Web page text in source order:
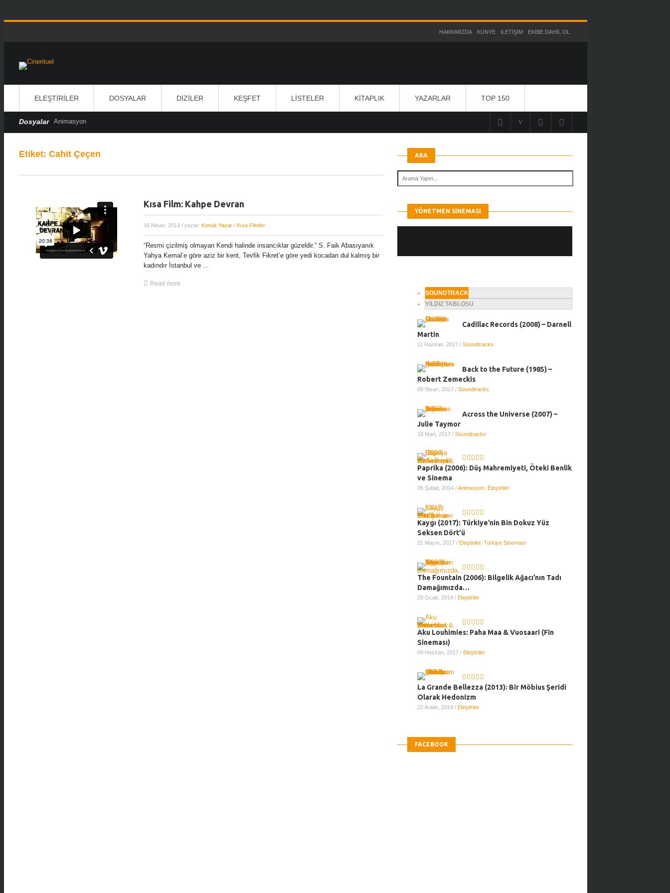
HAKKIMIZDA KÜNYE İLETIŞIM EKIBE DAHIL OL
ELEŞTIRILER DOSYALAR DIZILER KEŞFET LISTELER KITAPLIK YAZARLAR TOP 150
Dosyalar Animasyon
Etiket: Cahit Çeçen
Kısa Film: Kahpe Devran
16 Nisan, 2013 / yazar: Konuk Yazar/ Kısa Filmler
“Resmi çizilmiş olmayan Kendi halinde insancıklar güzeldir.” S. Faik Abasıyanık
Yahya Kemal’e göre aziz bir kent, Tevfik Fikret’e göre yedi kocadan dul kalmış bir
kadındır İstanbul ve ...
Read more
ARA
YÖNETMEN SINEMASI
SOUNDTRACK
YILDIZ TABLOSU
Cadillac Records (2008) – Darnell
Martin
11 Haziran, 2017 / Soundtracks
Back to the Future (1985) –
Robert Zemeckis
08 Nisan, 2017 / Soundtracks
Across the Universe (2007) –
Julie Taymor
18 Mart, 2017 / Soundtracks
Paprika (2006): Düş Mahremiyeti, Öteki Benlik
ve Sinema
05 Şubat, 2014 /Animasyon, Eleştiriler
Kaygı (2017): Türkiye’nin Bin Dokuz Yüz
Seksen Dört’ü
21 Mayıs, 2017 / Eleştiriler, Türkiye Sineması
The Fountain (2006): Bilgelik Ağacı’nın Tadı
Damağımızda…
29 Ocak, 2014 / Eleştiriler
Aku Louhimies: Paha Maa & Vuosaari (Fin
Sineması)
09 Haziran, 2017 / Eleştiriler
La Grande Bellezza (2013): Bir Möbius Şeridi
Olarak Hedonizm
22 Aralık, 2014 / Eleştiriler
FACEBOOK